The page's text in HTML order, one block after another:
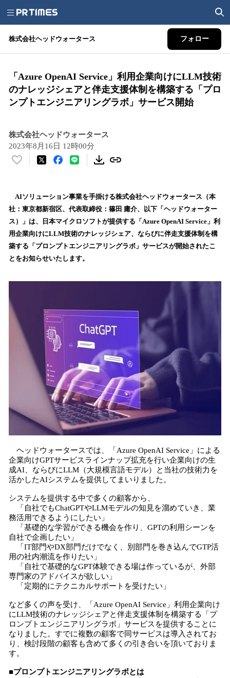
株式会社ヘッドウォータース フォロー
「Azure OpenAI Service」利用企業向けにLLM技術
のナレッジシェアと伴走支援体制を構築する「プロ
ンプトエンジニアリングラボ」サービス開始
株式会社ヘッドウォータース
2023年8月16日 12時00分
い
！
数
を
読
込
み
で
AIソリューション事業を手掛ける株式会社ヘッドウォータース（本
社：東京都新宿区、代表取締役：篠田 庸介、以下「ヘッドウォーター
ス）」は、日本マイクロソフトが提供する「Azure OpenAI Service」利
用企業向けにLLM技術のナレッジシェア、ならびに伴走支援体制を構
築する「プロンプトエンジニアリングラボ」サービスが開始されたこ
とをお知らせいたします。
ヘッドウォータースでは、「Azure OpenAI Service」による
企業向けGPTサービスラインナップ拡充を行い企業向けの生
成AI、ならびにLLM（大規模言語モデル）と当社の技術力を
活かしたAIシステムを提供してまいりました。
システムを提供する中で多くの顧客から、
「自社でもChatGPTやLLMモデルの知見を溜めていき、業
務活用できるようにしたい」
「基礎的な学習ができる機会を作り、GPTの利用シーンを
自社で企画したい」
「IT部門やDX部門だけでなく、別部門を巻き込んでGTP活
用の社内潮流を作りたい」
「自社で基礎的なGPT体験できる場は作っているが、外部
専門家のアドバイスが欲しい」
「定期的にテクニカルサポートを受けたい」
など多くの声を受け、「Azure OpenAI Service」利用企業向け
にLLM技術のナレッジシェアと伴走支援体制を構築する「プ
ロンプトエンジニアリングラボ」サービスを提供することに
なりました。すでに複数の顧客で同サービスは導入されてお
り、検討段階の顧客も含めて多くの引き合いを頂いておりま
す。
■プロンプトエンジニアリングラボとは